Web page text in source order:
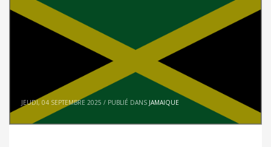
JEUDI, 04 SEPTEMBRE 2025 / PUBLIÉ DANS JAMAIQUE